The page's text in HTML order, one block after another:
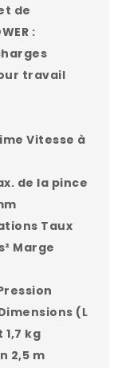
de
:
travail
Vitesse à
de la pince
Taux
Marge
(L
1,7 kg
2,5 m